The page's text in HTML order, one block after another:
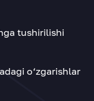
tushirilishi
o‘zgarishlar